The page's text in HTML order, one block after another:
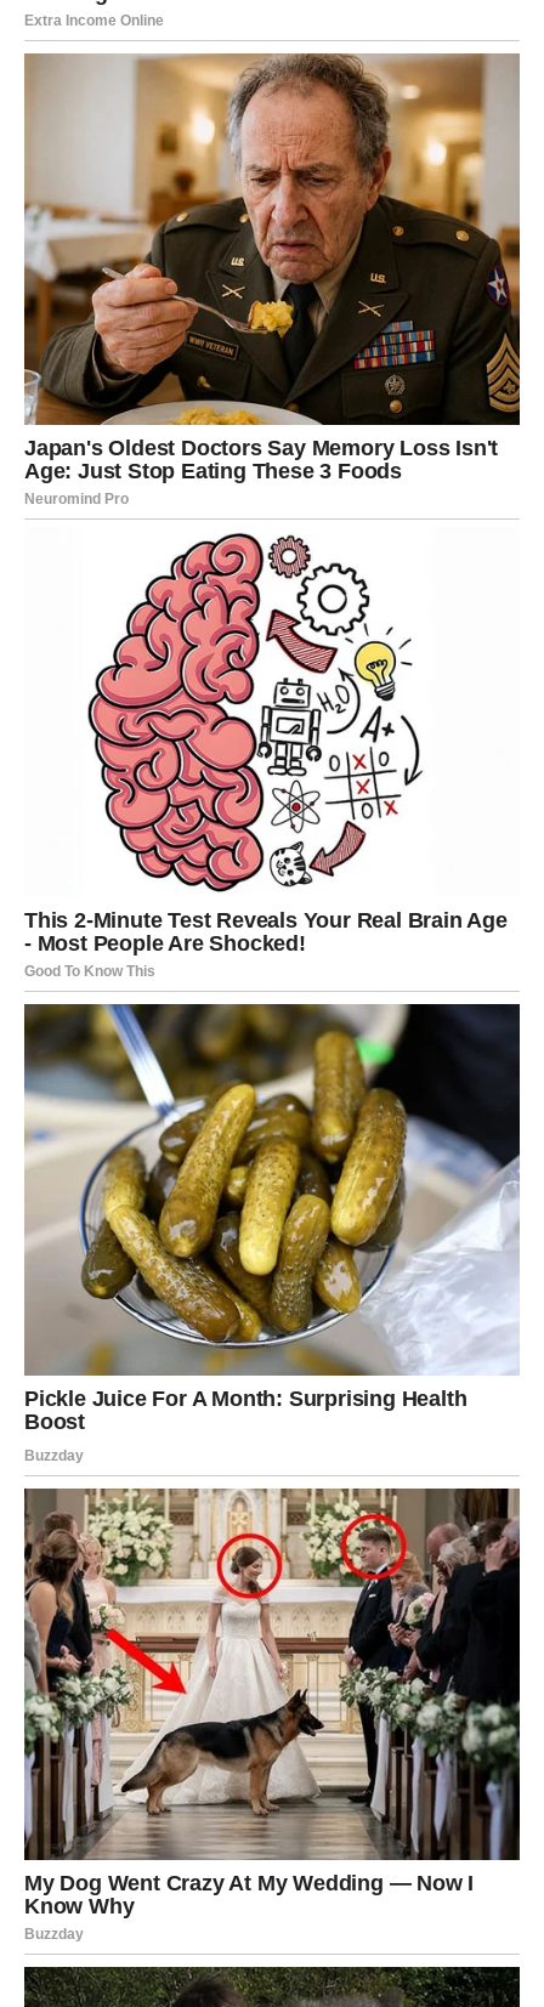
po sebi dovoljna bez ikakvog ulaganja.
Istina je da nijedna ljubav ne može opstati bez truda sa
Nježnost postaje rijetka ili
potpuno nestaje
Nježnost nije samo poljubac ili zagrljaj. To su sitni dodiri,
pogled pun ljubavi, držanje za ruku, osmijeh kada te
ugleda i osjećaj da si voljena čak i bez riječi.
Kada neko prestane da te voli, često prvo nestaje upravo
ta nježnost. Dodiri postaju rijetki, zagrljaji kratki ili ih
uopšte nema. Sve ono što je nekada dolazilo prirodno
sada djeluje kao obaveza.
Naravno, postoje periodi kada su ljudi umorni ili pod
stresom, ali ako takvo ponašanje traje dugo, vrijedi se
zapitati šta se zaista dešava.
Sve češće bira druge umjesto
Nekada si bila osoba sa kojom je želio da provodi
slobodno vrijeme. Danas odjednom uvijek postoji nešto
Prijatelji, posao, telefon, društvene mreže, hobiji ili bilo
šta drugo postaju prioritet, dok se za tebe uvijek
pronalazi izgovor.
Nije problem kada partner ima svoj život i svoje obaveze.
Zdrav odnos upravo to podrazumijeva. Problem nastaje
kada za sve ima vremena osim za osobu koju navodno
Ljudi uvijek pronađu vrijeme za ono što im je zaista
Razgovori više nisu isti
Jedan od najjačih temelja svake veze jeste komunikacija.
Kada ljubav postoji, razgovori teku prirodno. Dijelite
planove, misli, strahove i želje. Međutim, kada osjećanja
počnu da slabe, razgovori postaju površni.
Odgovori su kratki. Interesovanje nestaje. Umjesto
iskrenog razgovora dobijate tišinu ili osjećaj da partner
jedva čeka da razgovor završi.
Vremenom se može dogoditi da živite zajedno, a da se
osjećate kao potpuni stranci.
Više ne vidi budućnost sa tobom
Ljudi koji vole planiraju zajedničku budućnost.
Ne mora to odmah biti brak ili zajednički život, ali postoji
želja da se osoba zadrži u svom životu.